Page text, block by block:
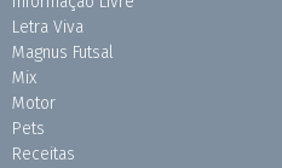
Letra Viva
Magnus Futsal
Mix
Motor
Pets
Receitas